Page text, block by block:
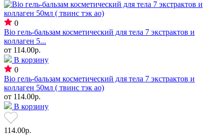
0
Bio гель-бальзам косметический для тела 7 экстрактов и
коллаген 5...
от 114.00р.
В корзину
0
Bio гель-бальзам косметический для тела 7 экстрактов и
коллаген 50мл ( твинс тэк ао)
от 114.00р.
В корзину
114.00р.